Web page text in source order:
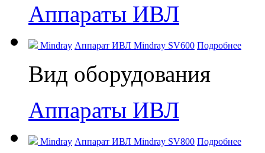
Аппараты ИВЛ
Mindray Аппарат ИВЛ Mindray SV600 Подробнее
Вид оборудования
Аппараты ИВЛ
Mindray Аппарат ИВЛ Mindray SV800 Подробнее